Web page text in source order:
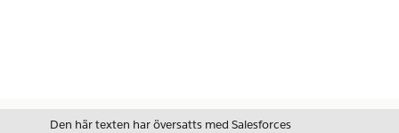
Den här texten har översatts med Salesforces